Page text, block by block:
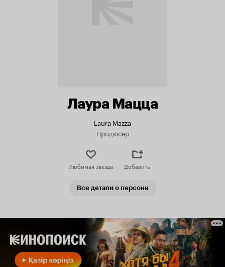
Лаура Мацца
Laura Mazza
Продюсер
Любимая звезда Добавить
Все детали о персоне